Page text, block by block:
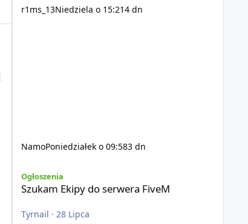
r1ms_13Niedziela o 15:214 dn
NamoPoniedziałek o 09:583 dn
Ogłoszenia
Szukam Ekipy do serwera FiveM
Tyrnail · 28 Lipca